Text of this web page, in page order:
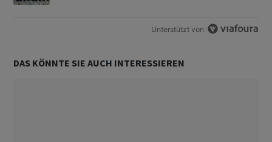
Unterstützt von
DAS KÖNNTE SIE AUCH INTERESSIEREN